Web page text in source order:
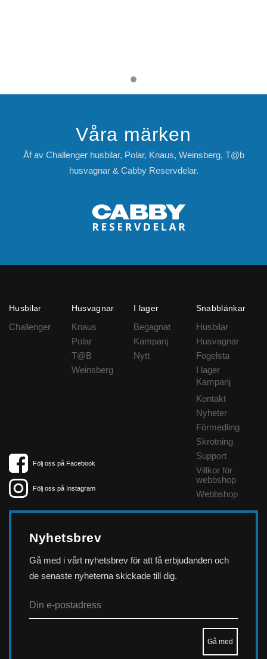
Våra märken
Åf av Challenger husbilar, Polar, Knaus, Weinsberg, T@b
husvagnar & Cabby Reservdelar.
Husbilar
Challenger
Husvagnar
Knaus
Polar
T@B
Weinsberg
I lager
Begagnat
Kampanj
Nytt
Snabblänkar
Husbilar
Husvagnar
Fogelsta
I lager
Kampanj
Kontakt
Nyheter
Förmedling
Skrotning
Support
Villkor för
webbshop
Webbshop
Följ oss på Facebook
Följ oss på Instagram
Nyhetsbrev
Gå med i vårt nyhetsbrev för att få erbjudanden och
de senaste nyheterna skickade till dig.